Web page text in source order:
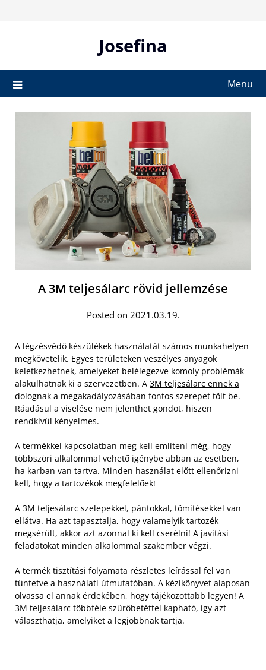
Josefina
Menu
A 3M teljesálarc rövid jellemzése
Posted on 2021.03.19.
A légzésvédő készülékek használatát számos munkahelyen
megkövetelik. Egyes területeken veszélyes anyagok
keletkezhetnek, amelyeket belélegezve komoly problémák
alakulhatnak ki a szervezetben. A 3M teljesálarc ennek a
dolognak a megakadályozásában fontos szerepet tölt be.
Ráadásul a viselése nem jelenthet gondot, hiszen
rendkívül kényelmes.
A termékkel kapcsolatban meg kell említeni még, hogy
többszöri alkalommal vehető igénybe abban az esetben,
ha karban van tartva. Minden használat előtt ellenőrizni
kell, hogy a tartozékok megfelelőek!
A 3M teljesálarc szelepekkel, pántokkal, tömítésekkel van
ellátva. Ha azt tapasztalja, hogy valamelyik tartozék
megsérült, akkor azt azonnal ki kell cserélni! A javítási
feladatokat minden alkalommal szakember végzi.
A termék tisztítási folyamata részletes leírással fel van
tüntetve a használati útmutatóban. A kézikönyvet alaposan
olvassa el annak érdekében, hogy tájékozottabb legyen! A
3M teljesálarc többféle szűrőbetéttel kapható, így azt
választhatja, amelyiket a legjobbnak tartja.